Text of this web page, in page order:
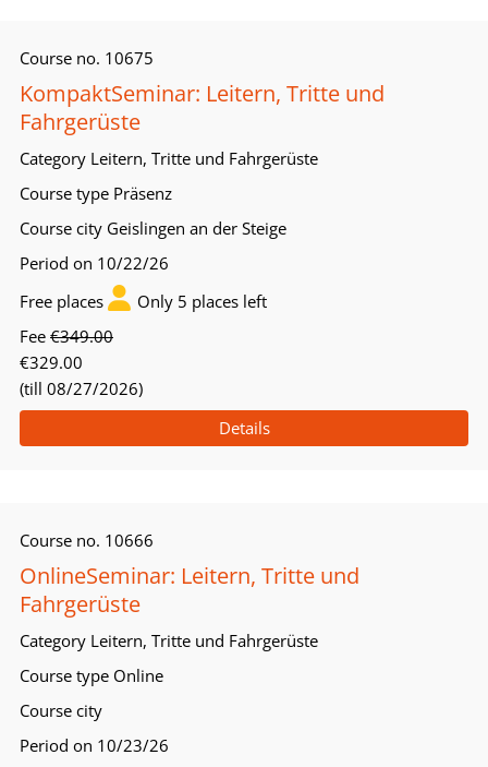
Course no. 10675
KompaktSeminar: Leitern, Tritte und
Fahrgerüste
Category Leitern, Tritte und Fahrgerüste
Course type Präsenz
Course city Geislingen an der Steige
Period on 10/22/26
Free places
Only 5 places left
Fee €349.00
€329.00
(till 08/27/2026)
Details
Course no. 10666
OnlineSeminar: Leitern, Tritte und
Fahrgerüste
Category Leitern, Tritte und Fahrgerüste
Course type Online
Course city
Period on 10/23/26